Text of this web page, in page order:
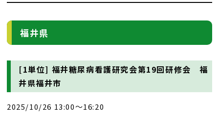
福井県
[1単位] 福井糖尿病看護研究会第19回研修会 福
井県福井市
2025/10/26 13:00～16:20